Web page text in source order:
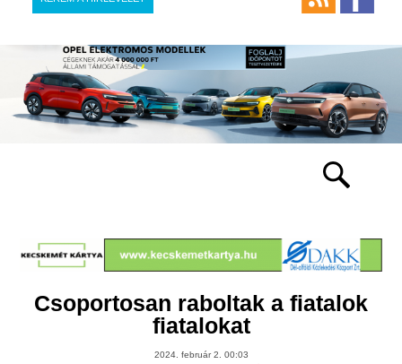
Csoportosan raboltak a fiatalok
fiatalokat
2024. február 2. 00:03